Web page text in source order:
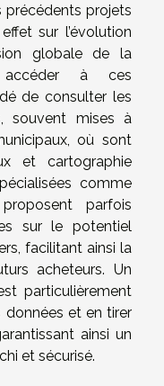
précédents projets
sur l’évolution
globale de la
accéder à ces
de consulter les
souvent mises à
où sont
et cartographie
comme
parfois
sur le potentiel
facilitant ainsi la
acheteurs. Un
particulièrement
et en tirer
ainsi un
et sécurisé.